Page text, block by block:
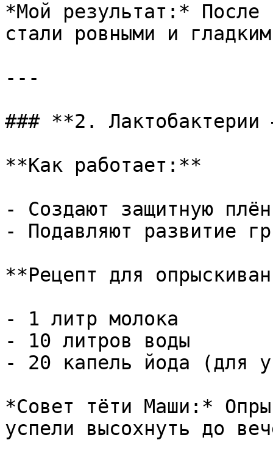
*Мой результат:* После
стали ровными и
---
### **2. Лактобактерии
**Как работает:**
- Создают защитную
- Подавляют развитие
**Рецепт для
- 1 литр молока
- 10 литров воды
- 20 капель йода (для
*Совет тёти Маши:*
успели высохнуть до